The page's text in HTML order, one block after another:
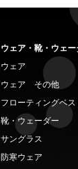
ウェア・靴・ウェー
ウェア
ウェア その他
フローティングベス
靴・ウェーダー
サングラス
防寒ウェア